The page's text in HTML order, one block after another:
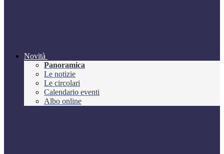
Novità
Panoramica
Le notizie
Le circolari
Calendario eventi
Albo online